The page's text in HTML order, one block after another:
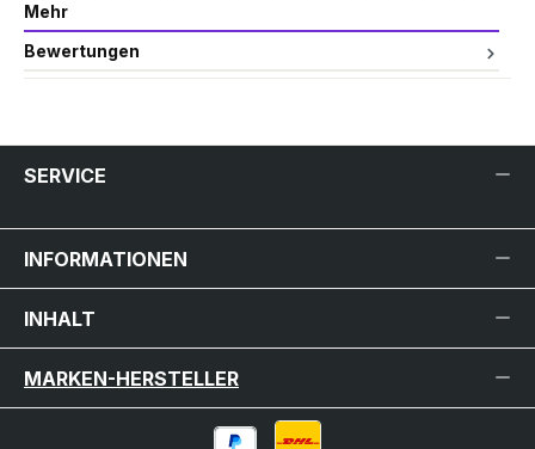
Mehr
Bewertungen
SERVICE
INFORMATIONEN
INHALT
MARKEN-HERSTELLER